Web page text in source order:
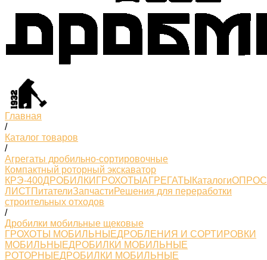
Главная
/
Каталог товаров
/
Агрегаты дробильно-сортировочные
Компактный роторный экскаватор
КРЭ-400ДРОБИЛКИ ГРОХОТЫ АГРЕГАТЫ Каталоги
ЛИСТПитателиЗапчастиРешения для переработки
строительных отходов
/
Дробилки мобильные щековые
ГРОХОТЫ МОБИЛЬНЫЕДРОБЛЕНИЯ И СОРТИРОВКИ
МОБИЛЬНЫЕДРОБИЛКИ МОБИЛЬНЫЕ
РОТОРНЫЕДРОБИЛКИ МОБИЛЬНЫЕ